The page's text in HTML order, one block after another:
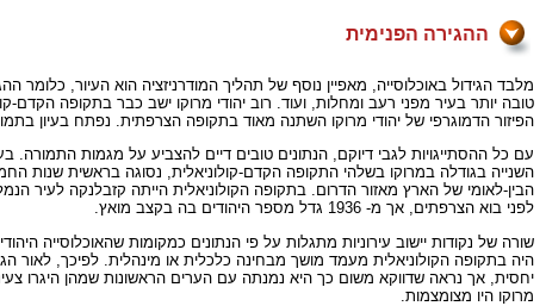
ההגירה הפנימית
מלבד הגידול באוכלוסייה, מאפיין נוסף של תהליך המודרניזציה הוא העיור,
טובה יותר בעיר מפני רעב ומחלות, ועוד. רוב יהודי מרוקו ישב כבר בתקופה
הפיזור הדמוגרפי של יהודי מרוקו השתנה מאוד בתקופה הצרפתית. נפתח בעיון
עם כל ההסתייגויות לגבי דיוקם, הנתונים טובים דיים להצביע על מגמות
השנייה בגודלה במרוקו בשלהי התקופה הקדם-קולוניאלית, נסוגה בראשית
הבין-לאומי של הארץ מאזור הדרום. בתקופה הקולוניאלית הייתה קזבלנקה לעיר
לפני בוא הצרפתים, אך מ- 1936 גדל מספר היהודים בה בקצב מואץ.
שורה של נקודות יישוב עירוניות מתגלות על פי הנתונים כמקומות שהאוכלוסייה
היה בתקופה הקולוניאלית מעמד מושך מבחינה כלכלית או מינהלית. לפיכך,
יחסית, אך נראה שדווקא משום כך היא נמנתה עם הערים הראשונות שמהן היגרו
מרוקו היו מצומצמות.